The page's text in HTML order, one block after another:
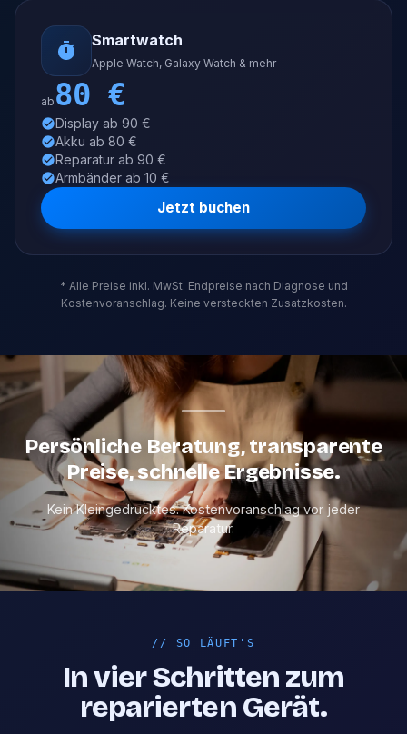
Smartwatch
Apple Watch, Galaxy Watch & mehr
ab 80 €
Display ab 90 €
Akku ab 80 €
Reparatur ab 90 €
Armbänder ab 10 €
Jetzt buchen
* Alle Preise inkl. MwSt. Endpreise nach Diagnose und
Kostenvoranschlag. Keine versteckten Zusatzkosten.
Persönliche Beratung, transparente
Preise, schnelle Ergebnisse.
Kein Kleingedrucktes. Kostenvoranschlag vor jeder
Reparatur.
// SO LÄUFT'S
In vier Schritten zum
reparierten Gerät.